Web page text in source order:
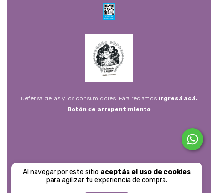
Al navegar por este sitio aceptás el uso de cookies
para agilizar tu experiencia de compra.
Defensa de las y los consumidores. Para reclamos ingresá acá.
Botón de arrepentimiento